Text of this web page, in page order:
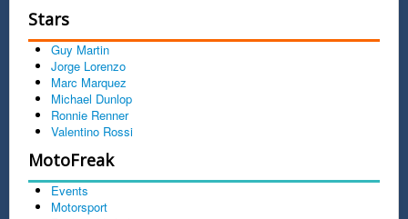
Stars
Guy Martin
Jorge Lorenzo
Marc Marquez
Michael Dunlop
Ronnie Renner
Valentino Rossi
MotoFreak
Events
Motorsport